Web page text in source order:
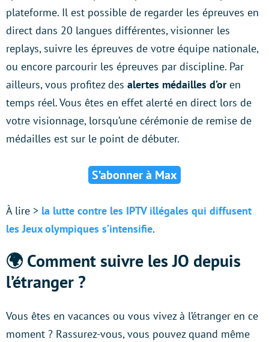
plateforme. Il est possible de regarder les épreuves en
direct dans 20 langues différentes, visionner les
replays, suivre les épreuves de votre équipe nationale,
ou encore parcourir les épreuves par discipline. Par
ailleurs, vous profitez des alertes médailles d’oren
temps réel. Vous êtes en effet alerté en direct lors de
votre visionnage, lorsqu’une cérémonie de remise de
médailles est sur le point de débuter.
S’abonner à Max
À lire > la lutte contre les IPTV illégales qui diffusent
les Jeux olympiques s’intensifie.
🌍 Comment suivre les JO depuis
l’étranger ?
Vous êtes en vacances ou vous vivez à l’étranger en ce
moment ? Rassurez-vous, vous pouvez quand même